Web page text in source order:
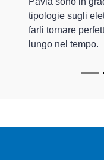
tipologie sugli
farli tornare
lungo nel tempo.